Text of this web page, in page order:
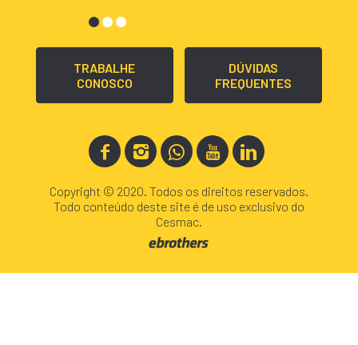
TRABALHE
CONOSCO
DÚVIDAS
FREQUENTES
Copyright © 2020. Todos os direitos reservados.
Todo conteúdo deste site é de uso exclusivo do
Cesmac.